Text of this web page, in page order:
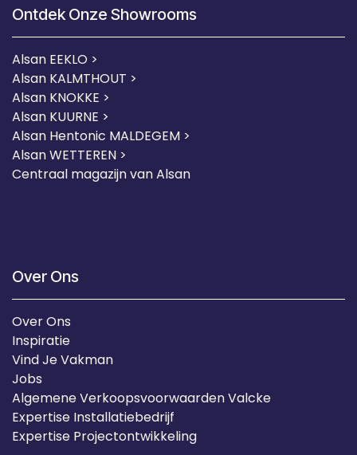
Ontdek Onze Showrooms
Alsan EEKLO >
Alsan KALMTHOUT >
Alsan KNOKKE >
Alsan KUURNE >
Alsan Hentonic MALDEGEM >
Alsan WETTEREN >
Centraal magazijn van Alsan
Over Ons
Over Ons
Inspiratie
Vind Je Vakman
Jobs
Algemene Verkoopsvoorwaarden Valcke
Expertise Installatiebedrijf
Expertise Projectontwikkeling